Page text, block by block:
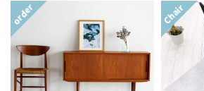
order Chair